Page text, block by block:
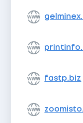
fastp.biz